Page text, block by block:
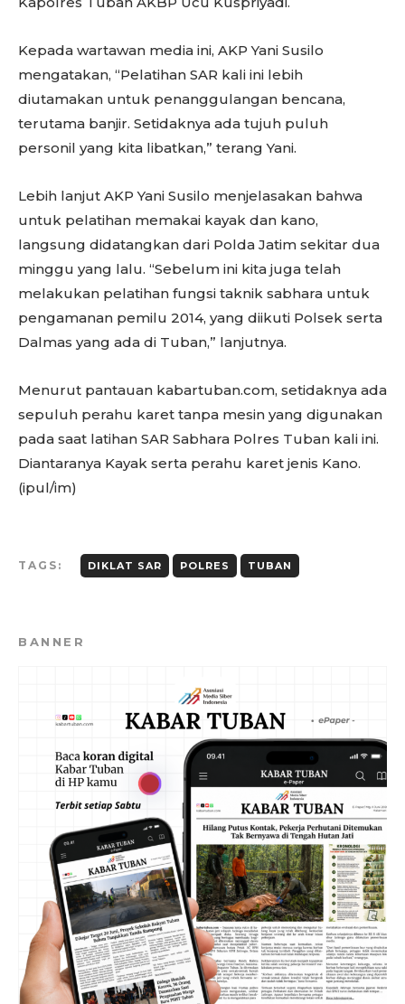
Kepada wartawan media ini, AKP Yani Susilo
mengatakan, “Pelatihan SAR kali ini lebih
diutamakan untuk penanggulangan bencana,
terutama banjir. Setidaknya ada tujuh puluh
personil yang kita libatkan,” terang Yani.
Lebih lanjut AKP Yani Susilo menjelasakan bahwa
untuk pelatihan memakai kayak dan kano,
langsung didatangkan dari Polda Jatim sekitar dua
minggu yang lalu. “Sebelum ini kita juga telah
melakukan pelatihan fungsi taknik sabhara untuk
pengamanan pemilu 2014, yang diikuti Polsek serta
Dalmas yang ada di Tuban,” lanjutnya.
Menurut pantauan kabartuban.com, setidaknya ada
sepuluh perahu karet tanpa mesin yang digunakan
pada saat latihan SAR Sabhara Polres Tuban kali ini.
Diantaranya Kayak serta perahu karet jenis Kano.
(ipul/im)
TAGS: DIKLAT SAR POLRES TUBAN
BANNER